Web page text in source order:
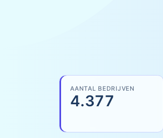
AANTAL BEDRIJVEN
4.377